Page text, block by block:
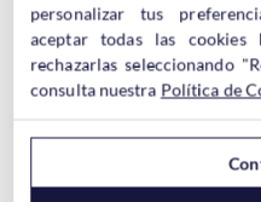
Qué debe
Términos y
personalizar tus
aceptar todas las
rechazarlas seleccionando
consulta nuestra Política de